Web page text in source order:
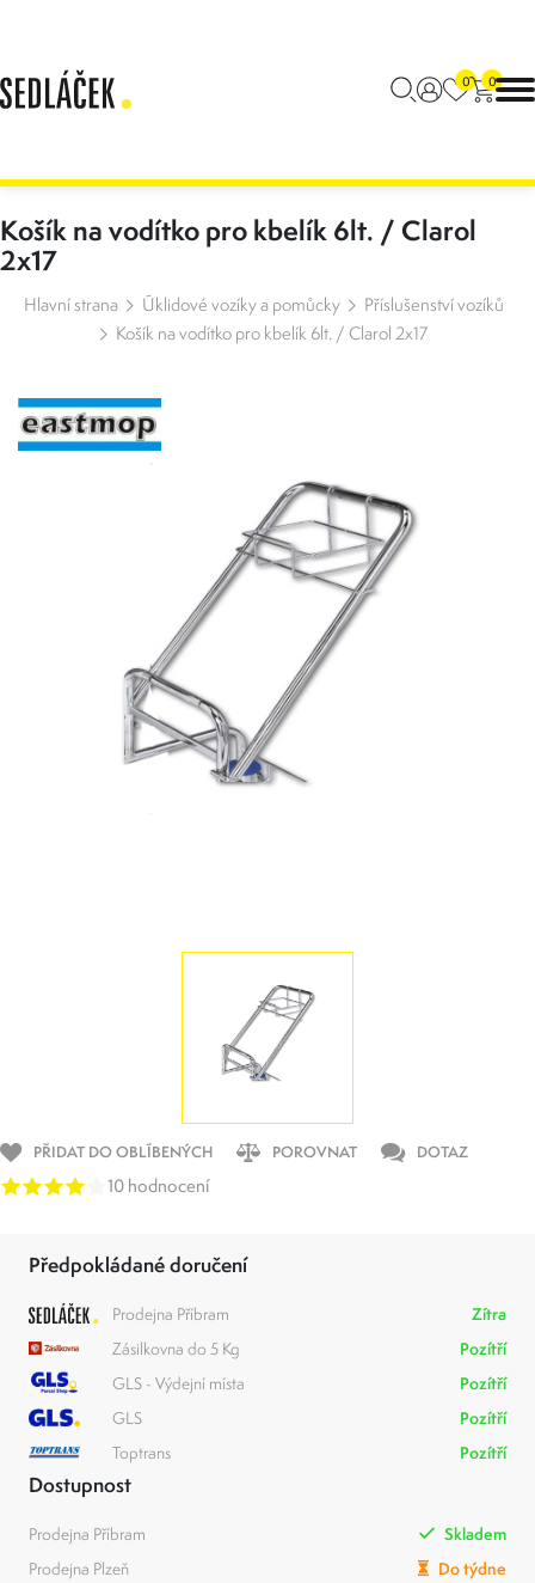
0 0
Košík na vodítko pro kbelík 6lt. / Clarol
2x17
Hlavní strana Úklidové vozíky a pomůcky
Příslušenství vozíků
Košík na vodítko pro kbelík 6lt. / Clarol 2x17
PŘIDAT DO OBLÍBENÝCH POROVNAT DOTAZ
10 hodnocení
Předpokládané doručení
Prodejna Příbram
Zítra
Zásilkovna do 5 Kg
Pozítří
GLS - Výdejní místa
Pozítří
GLS
Pozítří
Toptrans
Pozítří
Dostupnost
Prodejna Příbram
Skladem
Prodejna Plzeň
Do týdne